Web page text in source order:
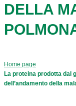
DELLA
Home page
La proteina prodotta dal
dell’andamento della